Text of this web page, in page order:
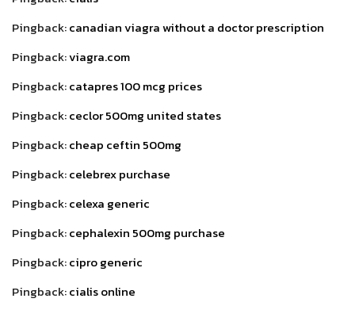
Pingback:canadian viagra without a doctor prescription
Pingback:viagra.com
Pingback:catapres 100 mcg prices
Pingback:ceclor 500mg united states
Pingback:cheap ceftin 500mg
Pingback:celebrex purchase
Pingback:celexa generic
Pingback:cephalexin 500mg purchase
Pingback:cipro generic
Pingback:cialis online